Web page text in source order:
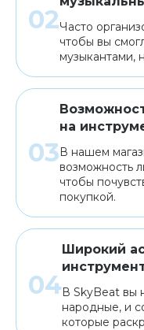
Часто
чтобы вы
музыкантами,
на
В нашем
возможность
чтобы
покупкой.
Широкий
В SkyBeat вы
народные, и
которые